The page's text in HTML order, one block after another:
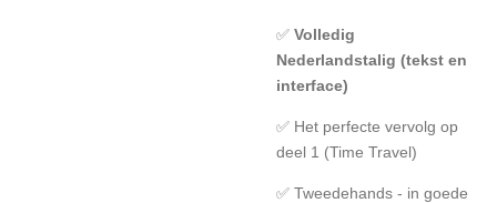
✅ Volledig
Nederlandstalig (tekst en
interface)
✅ Het perfecte vervolg op
deel 1 (Time Travel)
✅ Tweedehands - in goede